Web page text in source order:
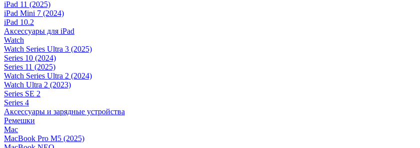
iPad 11 (2025)
iPad Mini 7 (2024)
iPad 10.2
Аксессуары для iPad
Watch
Watch Series Ultra 3 (2025)
Series 10 (2024)
Series 11 (2025)
Watch Series Ultra 2 (2024)
Watch Ultra 2 (2023)
Series SE 2
Series 4
Аксессуары и зарядные устройства
Ремешки
Mac
MacBook Pro M5 (2025)